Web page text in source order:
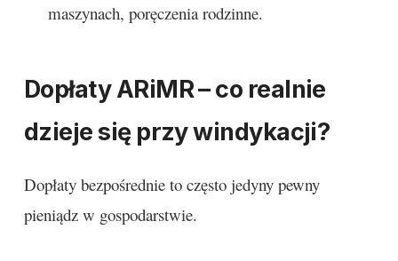
maszynach, poręczenia rodzinne.
Dopłaty ARiMR – co realnie
dzieje się przy windykacji?
Dopłaty bezpośrednie to często jedyny pewny
pieniądz w gospodarstwie.